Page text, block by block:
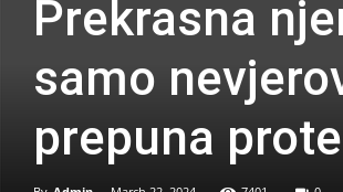
Prekrasna
samo
prepuna